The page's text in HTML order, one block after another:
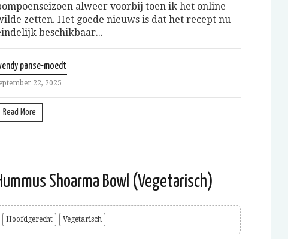
alweer voorbij toen ik het online
zetten. Het goede nieuws is dat het recept nu
beschikbaar...
panse-moedt
22, 2025
Read More
Shoarma Bowl (Vegetarisch)
Hoofdgerecht Vegetarisch